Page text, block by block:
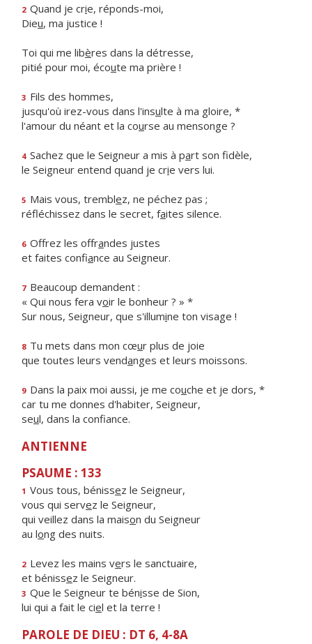
2 Quand je crie, réponds-moi,
Dieu, ma justice !
Toi qui me libères dans la détresse,
pitié pour moi, écoute ma prière !
3 Fils des hommes,
jusqu'où irez-vous dans l'insulte à ma gloire, *
l'amour du néant et la course au mensonge ?
4 Sachez que le Seigneur a mis à part son fidèle,
le Seigneur entend quand je crie vers lui.
5 Mais vous, tremblez, ne péchez pas ;
réfléchissez dans le secret, faites silence.
6 Offrez les offrandes justes
et faites confiance au Seigneur.
7 Beaucoup demandent :
« Qui nous fera voir le bonheur ? » *
Sur nous, Seigneur, que s'illumine ton visage !
8 Tu mets dans mon cœur plus de joie
que toutes leurs vendanges et leurs moissons.
9 Dans la paix moi aussi, je me couche et je dors, *
car tu me donnes d'habiter, Seigneur,
seul, dans la confiance.
ANTIENNE
PSAUME : 133
1 Vous tous, bénissez le Seigneur,
vous qui servez le Seigneur,
qui veillez dans la maison du Seigneur
au long des nuits.
2 Levez les mains vers le sanctuaire,
et bénissez le Seigneur.
3 Que le Seigneur te bénisse de Sion,
lui qui a fait le ciel et la terre !
PAROLE DE DIEU : DT 6, 4-8A